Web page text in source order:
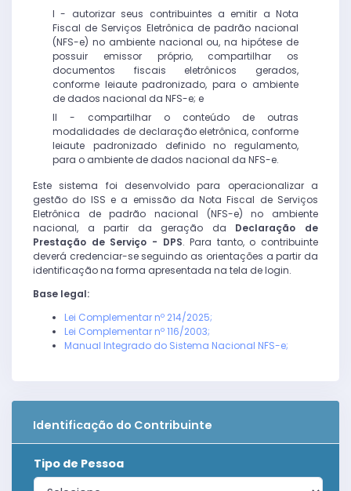
I - autorizar seus contribuintes a emitir a Nota
Fiscal de Serviços Eletrônica de padrão nacional
(NFS-e) no ambiente nacional ou, na hipótese de
possuir emissor próprio, compartilhar os
documentos fiscais eletrônicos gerados,
conforme leiaute padronizado, para o ambiente
de dados nacional da NFS-e; e
II - compartilhar o conteúdo de outras
modalidades de declaração eletrônica, conforme
leiaute padronizado definido no regulamento,
para o ambiente de dados nacional da NFS-e.
Este sistema foi desenvolvido para operacionalizar a
gestão do ISS e a emissão da Nota Fiscal de Serviços
Eletrônica de padrão nacional (NFS-e) no ambiente
nacional, a partir da geração da Declaração de
Prestação de Serviço - DPS. Para tanto, o contribuinte
deverá credenciar-se seguindo as orientações a partir da
identificação na forma apresentada na tela de login.
Base legal:
Lei Complementar nº 214/2025;
Lei Complementar nº 116/2003;
Manual Integrado do Sistema Nacional NFS-e;
Identificação do Contribuinte
Tipo de Pessoa